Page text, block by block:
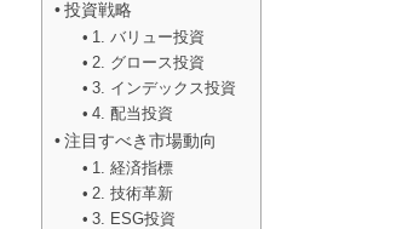
投資戦略
1. バリュー投資
2. グロース投資
3. インデックス投資
4. 配当投資
注目すべき市場動向
1. 経済指標
2. 技術革新
3. ESG投資